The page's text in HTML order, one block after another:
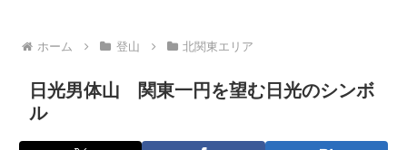
ホーム 登山 北関東エリア
日光男体山 関東一円を望む日光のシンボ
ル